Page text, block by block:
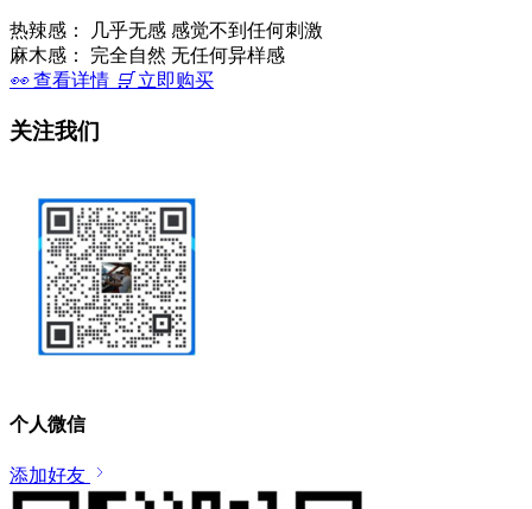
热辣感：
几乎无感 感觉不到任何刺激
麻木感：
完全自然 无任何异样感
👀查看详情 🛒 立即购买
关注我们
个人微信
添加好友